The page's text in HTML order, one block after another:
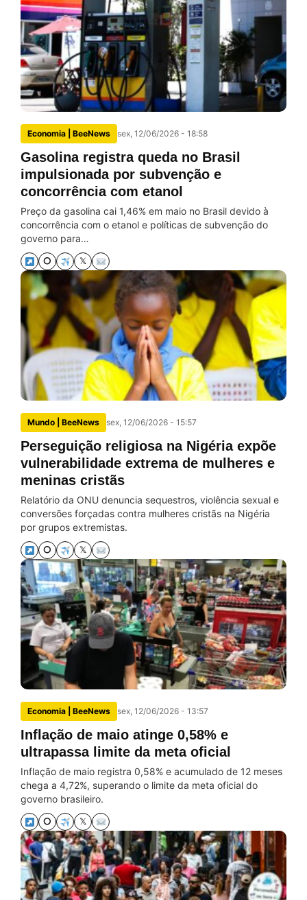
Economia | BeeNews sex, 12/06/2026 - 18:58
Gasolina registra queda no Brasil
impulsionada por subvenção e
concorrência com etanol
Preço da gasolina cai 1,46% em maio no Brasil devido à
concorrência com o etanol e políticas de subvenção do
governo para…
⭘ 𝕏
Mundo | BeeNews sex, 12/06/2026 - 15:57
Perseguição religiosa na Nigéria expõe
vulnerabilidade extrema de mulheres e
meninas cristãs
Relatório da ONU denuncia sequestros, violência sexual e
conversões forçadas contra mulheres cristãs na Nigéria
por grupos extremistas.
⭘ 𝕏
Economia | BeeNews sex, 12/06/2026 - 13:57
Inflação de maio atinge 0,58% e
ultrapassa limite da meta oficial
Inflação de maio registra 0,58% e acumulado de 12 meses
chega a 4,72%, superando o limite da meta oficial do
governo brasileiro.
⭘ 𝕏